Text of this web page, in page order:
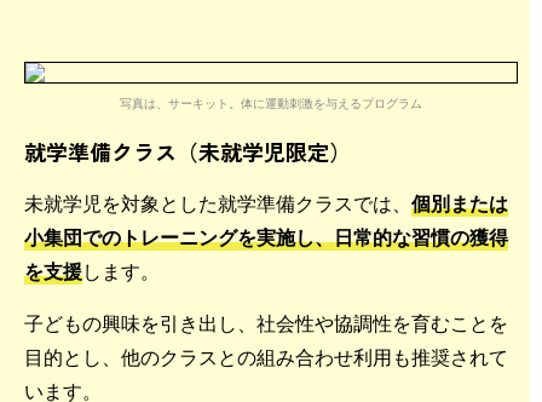
写真は、サーキット。体に運動刺激を与えるプログラム
就学準備クラス（未就学児限定）
未就学児を対象とした就学準備クラスでは、 個別または
小集団でのトレーニングを実施し、日常的な習慣の獲得
を支援します。
子どもの興味を引き出し、社会性や協調性を育むことを
目的とし、他のクラスとの組み合わせ利用も推奨されて
います。